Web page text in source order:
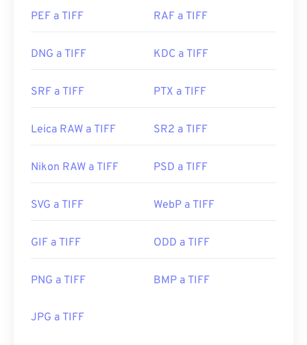
PEF a TIFF RAF a TIFF
DNG a TIFF KDC a TIFF
SRF a TIFF PTX a TIFF
Leica RAW a TIFF SR2 a TIFF
Nikon RAW a TIFF PSD a TIFF
SVG a TIFF WebP a TIFF
GIF a TIFF ODD a TIFF
PNG a TIFF BMP a TIFF
JPG a TIFF